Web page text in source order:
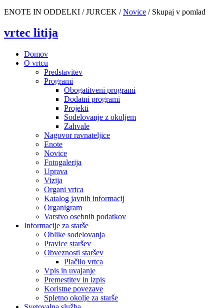
ENOTE IN ODDELKI / JURCEK /Novice / Skupaj v pomlad
vrtec litija
Domov
O vrtcu
Predstavitev
Programi
Obogatitveni programi
Dodatni programi
Projekti
Sodelovanje z okoljem
Zahvale
Nagovor ravnateljice
Enote
Novice
Fotogalerija
Uprava
Vizija
Organi vrtca
Katalog javnih informacij
Organigram
Varstvo osebnih podatkov
Informacije za starše
Oblike sodelovanja
Pravice staršev
Obveznosti staršev
Plačilo vrtca
Vpis in uvajanje
Premestitev in izpis
Koristne povezave
Spletno okolje za starše